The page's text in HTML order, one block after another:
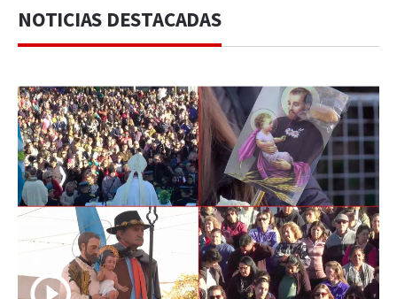
NOTICIAS DESTACADAS